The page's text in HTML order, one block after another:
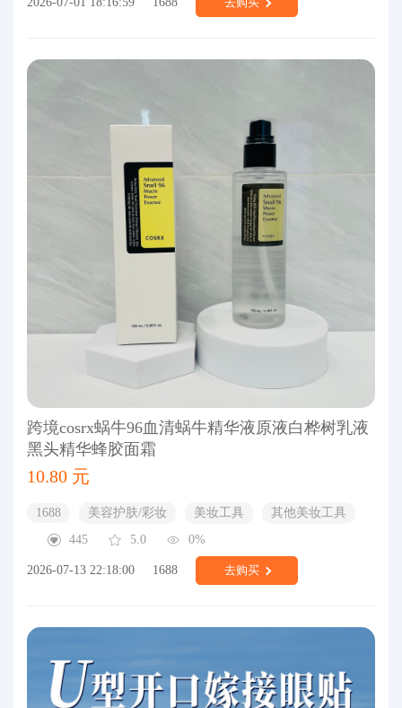
跨境cosrx蜗牛96血清蜗牛精华液原液白桦树乳液
黑头精华蜂胶面霜
10.80 元
1688 美容护肤/彩妆 美妆工具
其他美妆工具
445
5.0 0%
2026-07-13 22:18:00 1688 去购买